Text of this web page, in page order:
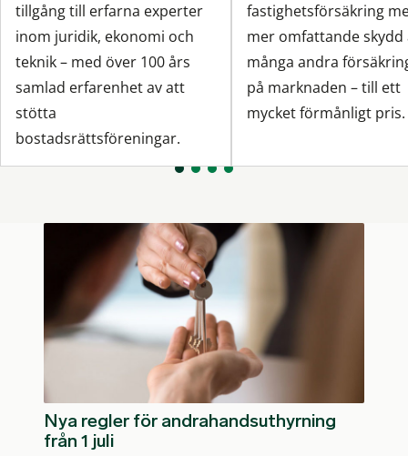
tillgång till erfarna experter
inom juridik, ekonomi och
teknik – med över 100 års
samlad erfarenhet av att
stötta
bostadsrättsföreningar.
fastighetsförsäkring
mer omfattande skydd
många andra
på marknaden – till ett
mycket förmånligt pris.
Nya regler för andrahandsuthyrning
från 1 juli